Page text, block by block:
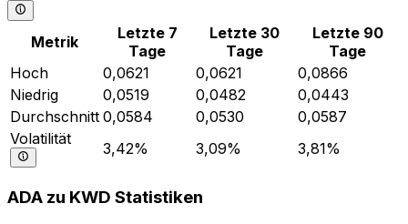
Metrik
Letzte 7
Tage
Letzte 30
Tage
Letzte 90
Tage
Hoch
0,0621 0,0621
0,0866
Niedrig
0,0519 0,0482
0,0443
Durchschnitt 0,0584 0,0530
0,0587
Volatilität
3,42% 3,09% 3,81%
ADA zu KWD Statistiken